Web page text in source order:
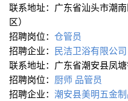
联系地址：广东省汕头市潮
区）
招聘岗位： 仓管员
招聘企业： 民洁卫浴有限公
联系地址：广东省潮安县凤
招聘岗位： 厨师 品管员
招聘企业： 潮安县美明五金